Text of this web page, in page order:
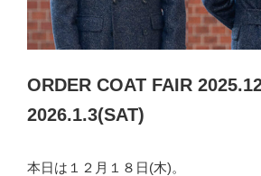
ORDER COAT FAIR
2026.1.3(SAT)
本日は１２月１８日(木)。